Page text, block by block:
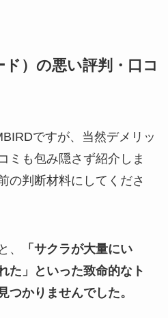
）の悪い評判・口コ
ですが、当然デメリッ
ミも包み隠さず紹介しま
の判断材料にしてくださ
、
「サクラが大量にい
た」といった致命的なト
つかりませんでした。